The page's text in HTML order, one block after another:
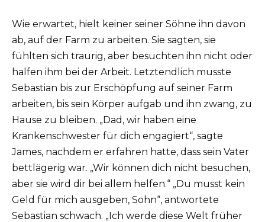
Wie erwartet, hielt keiner seiner Söhne ihn davon
ab, auf der Farm zu arbeiten. Sie sagten, sie
fühlten sich traurig, aber besuchten ihn nicht oder
halfen ihm bei der Arbeit. Letztendlich musste
Sebastian bis zur Erschöpfung auf seiner Farm
arbeiten, bis sein Körper aufgab und ihn zwang, zu
Hause zu bleiben. „Dad, wir haben eine
Krankenschwester für dich engagiert“, sagte
James, nachdem er erfahren hatte, dass sein Vater
bettlägerig war. „Wir können dich nicht besuchen,
aber sie wird dir bei allem helfen.“ „Du musst kein
Geld für mich ausgeben, Sohn“, antwortete
Sebastian schwach. „Ich werde diese Welt früher